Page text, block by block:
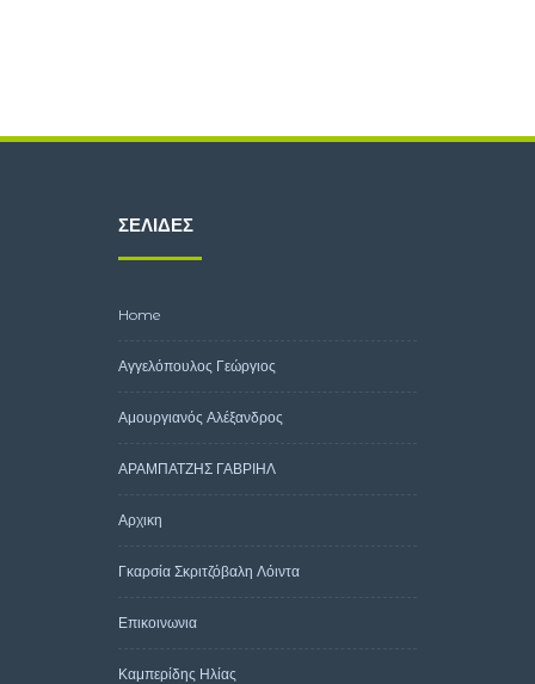
ΣΕΛΊΔΕΣ
Home
Αγγελόπουλος Γεώργιος
Αμουργιανός Αλέξανδρος
ΑΡΑΜΠΑΤΖΗΣ ΓΑΒΡΙΗΛ
Αρχικη
Γκαρσία Σκριτζόβαλη Λόιντα
Επικοινωνια
Καμπερίδης Ηλίας